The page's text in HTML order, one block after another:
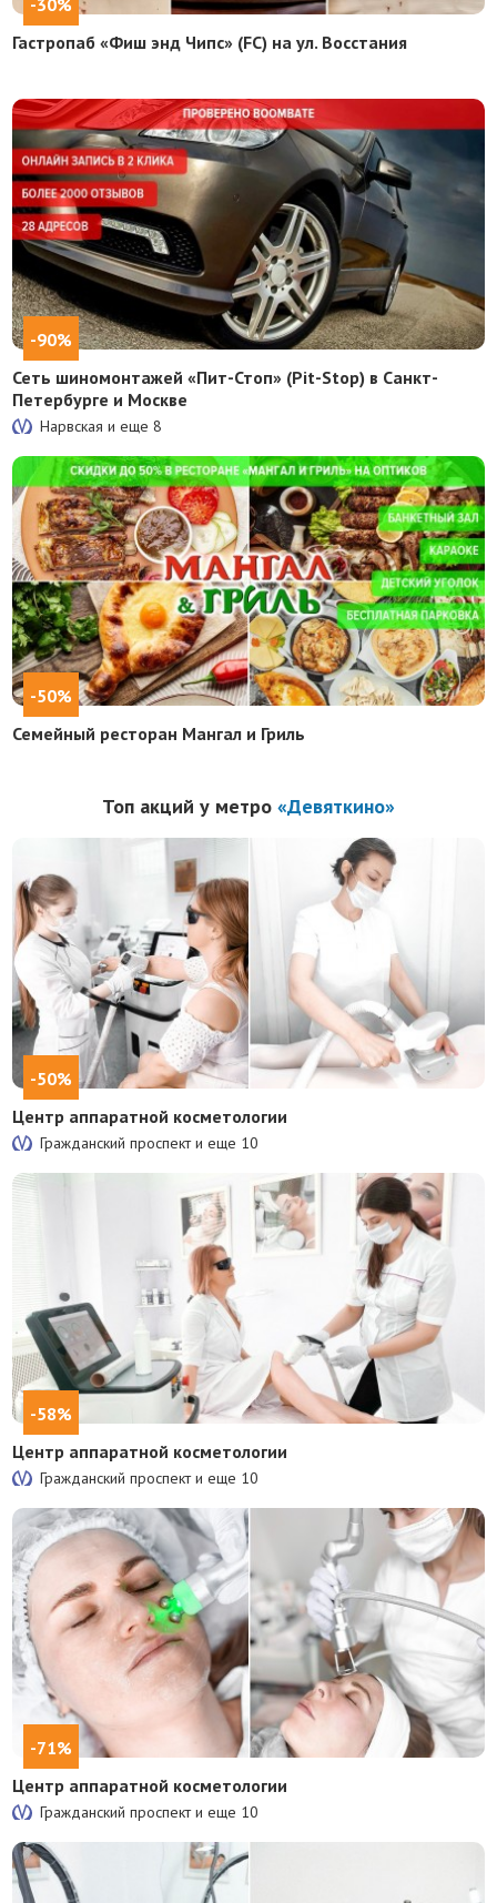
-30%
Гастропаб «Фиш энд Чипс» (FC) на ул. Восстания
-90%
Сеть шиномонтажей «Пит-Стоп» (Pit-Stop) в Санкт-
Петербурге и Москве
Нарвская и еще8
-50%
Семейный ресторан Мангал и Гриль
Топ акций у метро «Девяткино»
-50%
Центр аппаратной косметологии
Гражданский проспект и еще 10
-58%
Центр аппаратной косметологии
Гражданский проспект и еще 10
-71%
Центр аппаратной косметологии
Гражданский проспект и еще 10